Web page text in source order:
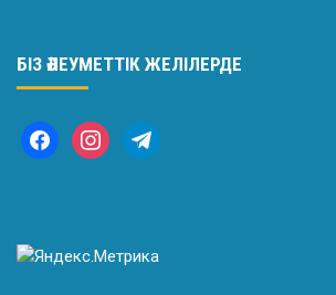
БІЗ ӘЛЕУМЕТТІК ЖЕЛІЛЕРДЕ